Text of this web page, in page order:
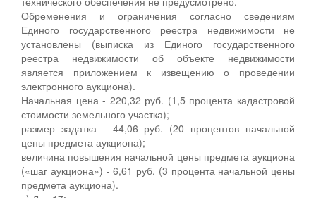
Обременения и ограничения согласно сведениям
Единого государственного реестра недвижимости не
установлены (выписка из Единого государственного
реестра недвижимости об объекте недвижимости
является приложением к извещению о проведении
электронного аукциона).
Начальная цена - 220,32 руб. (1,5 процента кадастровой
стоимости земельного участка);
размер задатка - 44,06 руб. (20 процентов начальной
цены предмета аукциона);
величина повышения начальной цены предмета аукциона
(«шаг аукциона») - 6,61 руб. (3 процента начальной цены
предмета аукциона).